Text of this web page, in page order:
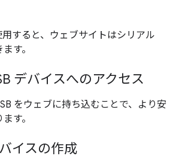
すると、ウェブサイトはシリアル
す。
デバイスへのアクセス
をウェブに持ち込むことで、より安
す。
イスの作成